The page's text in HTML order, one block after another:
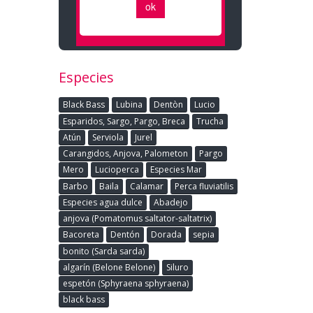
Especies
Black Bass Lubina Dentòn
Lucio
Esparidos, Sargo, Pargo, Breca
Trucha
Atún
Serviola
Jurel
Carangidos, Anjova, Palometon
Pargo
Mero
Lucioperca
Especies Mar
Barbo
Baila Calamar
Perca fluviatilis
Especies agua dulce
Abadejo
anjova (Pomatomus saltator-saltatrix)
Bacoreta
Dentón Dorada
sepia
bonito (Sarda sarda)
algarín (Belone Belone)
Siluro
espetón (Sphyraena sphyraena)
black bass